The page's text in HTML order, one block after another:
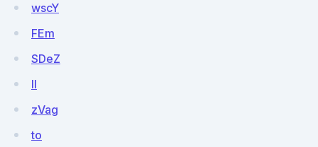
wscY
FEm
SDeZ
II
zVag
to